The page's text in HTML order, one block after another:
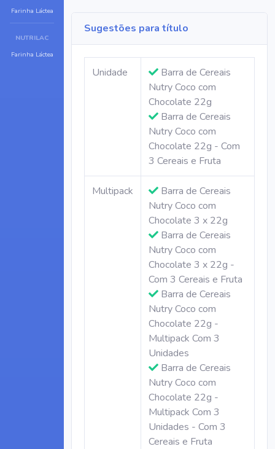
Farinha Láctea
NUTRILAC
Farinha Láctea
Sugestões para título
Unidade
Barra de Cereais
Nutry Coco com
Chocolate 22g
Barra de Cereais
Nutry Coco com
Chocolate 22g - Com
3 Cereais e Fruta
Multipack
Barra de Cereais
Nutry Coco com
Chocolate 3 x 22g
Barra de Cereais
Nutry Coco com
Chocolate 3 x 22g -
Com 3 Cereais e Fruta
Barra de Cereais
Nutry Coco com
Chocolate 22g -
Multipack Com 3
Unidades
Barra de Cereais
Nutry Coco com
Chocolate 22g -
Multipack Com 3
Unidades - Com 3
Cereais e Fruta